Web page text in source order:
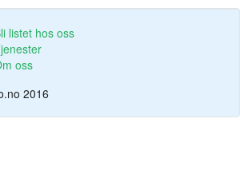
listet hos oss
oss
2016